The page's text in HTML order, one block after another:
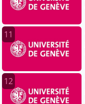
11
12